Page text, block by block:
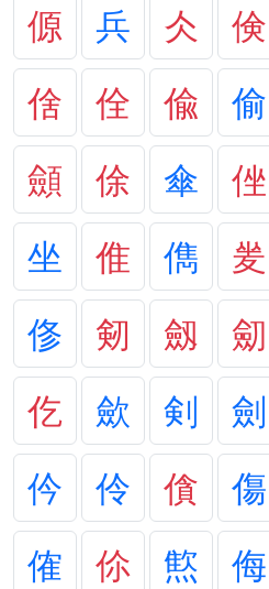
傆
兵 仌 倹
倽
佺 偸 偷
顩
俆 傘 侳
坐
倠 儁 夎
俢
剱 劔 劎
仡
歛 剣 劍
仱
伶 僋 傷
傕
伱 燞 侮